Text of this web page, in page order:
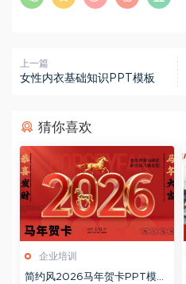
上一篇
女性内衣基础知识PPT模板
猜你喜欢
企业培训
简约风2026马年贺卡PPT模板